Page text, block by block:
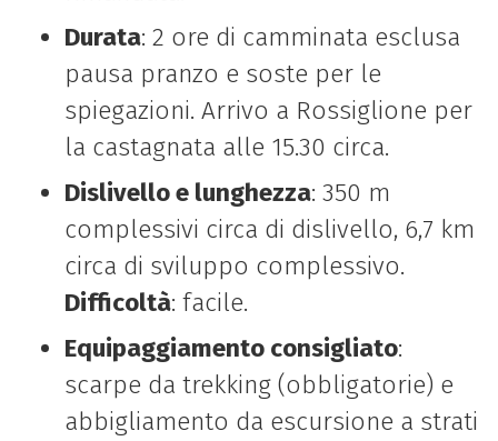
Durata: 2 ore di camminata esclusa
pausa pranzo e soste per le
spiegazioni. Arrivo a Rossiglione per
la castagnata alle 15.30 circa.
Dislivello e lunghezza: 350 m
complessivi circa di dislivello, 6,7 km
circa di sviluppo complessivo.
Difficoltà: facile.
Equipaggiamento consigliato:
scarpe da trekking (obbligatorie) e
abbigliamento da escursione a strati